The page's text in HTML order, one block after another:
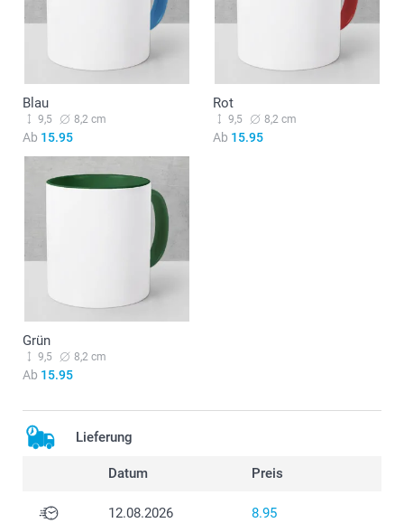
Blau
9,5 8,2 cm
Ab 15.95
Rot
9,5 8,2 cm
Ab 15.95
Grün
9,5 8,2 cm
Ab 15.95
Lieferung
Datum Preis
12.08.2026 8.95